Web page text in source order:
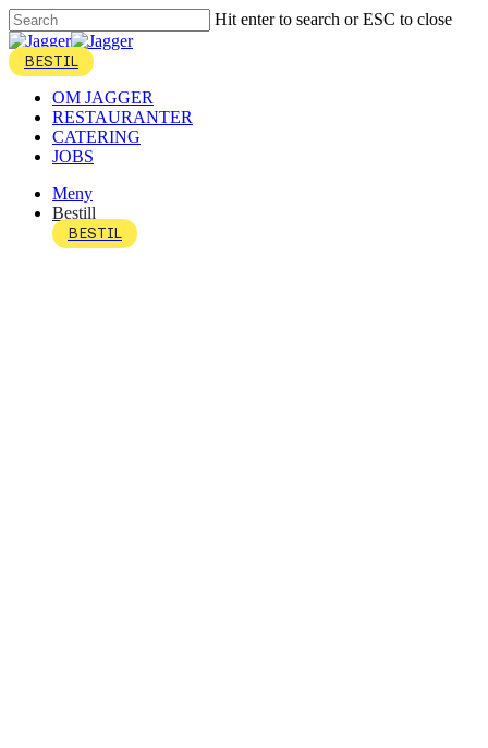
Skip
to
main
content
Hit enter to search or ESC to close
Close
Search
Menu
OM JAGGER
RESTAURANTER
CATERING
JOBS
Meny
Bestill
account